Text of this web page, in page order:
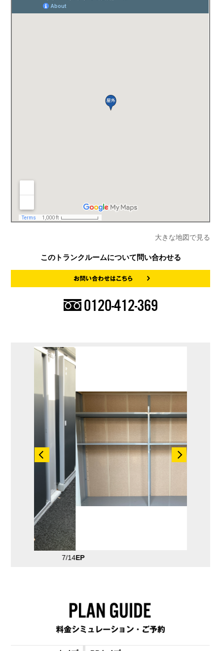
大きな地図で見る
このトランクルームについて問い合わせる
0120-412-369